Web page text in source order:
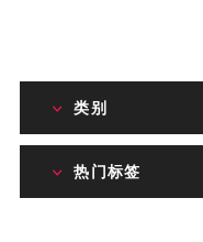
类别
热门标签